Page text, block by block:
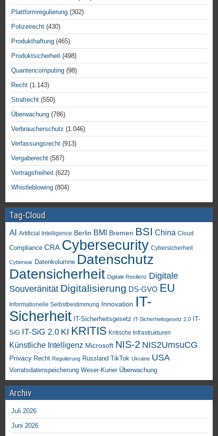
Plattformregulierung (302)
Polizeirecht (430)
Produkthaftung (465)
Produktsicherheit (498)
Quantencomputing (98)
Recht (1.143)
Strafrecht (550)
Überwachung (786)
Verbraucherschutz (1.046)
Verfassungsrecht (913)
Vergaberecht (587)
Vertragsfreiheit (622)
Whistleblowing (804)
Tag-Cloud
AI Artificial Intelligence Berlin BMI Bremen BSI China Cloud
Compliance CRA Cybersecurity Cybersicherheit
Cyberwar Datenkolumne Datenschutz
Datensicherheit Digitale Resilienz Digitale
Souveränität Digitalisierung DS-GVO EU
Informationelle Selbstbestimmung Innovation IT-
Sicherheit IT-Sicherheitsgesetz IT-Sicherheitsgesetz 2.0
IT-
SiG IT-SiG 2.0 KI KRITIS Kritische Infrastrukturen
Künstliche Intelligenz Microsoft NIS-2 NIS2UmsuCG
Privacy Recht Regulierung Russland TikTok Ukraine USA
Vorratsdatenspeicherung Weser-Kurier Überwachung
Archiv
Juli 2026
Juni 2026